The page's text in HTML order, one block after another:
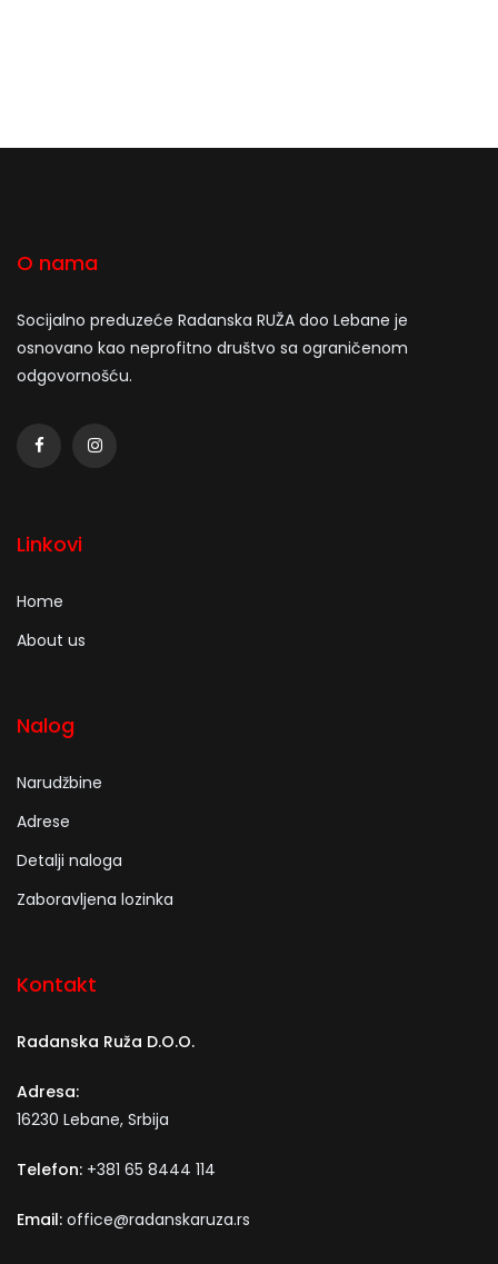
O nama
Socijalno preduzeće Radanska RUŽA doo Lebane je
osnovano kao neprofitno društvo sa ograničenom
odgovornošću.
Linkovi
Home
About us
Nalog
Narudžbine
Adrese
Detalji naloga
Zaboravljena lozinka
Kontakt
Radanska Ruža D.O.O.
Adresa:
16230 Lebane, Srbija
Telefon: +381 65 8444 114
Email: office@radanskaruza.rs